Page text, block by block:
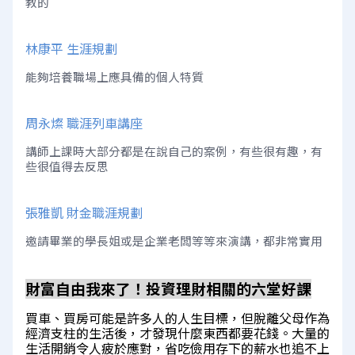
林康平 生涯規劃
能夠培養職場上應具備的個人特質
周永燦 職涯列車講座
講師上課時大部分都是在說自己的案例，有些很有趣，有
些很值得去反思
張雅凱 財金職涯規劃
邀請畢業的學長姐或是企業老闆等等來演講，都非常實用
財富自由我來了！投資理財相關的六堂好課
買車、買房可能是許多人的人生目標，但脫離父母作為
經濟支柱的生活後，才發現什麼東西都要花錢。大量的
生活開銷令人疲於應對，省吃儉用存下的薪水也追不上